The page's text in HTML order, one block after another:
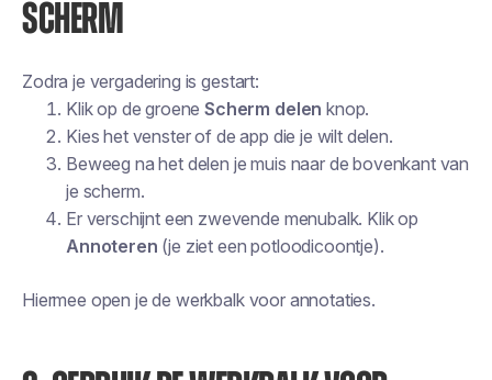
SCHERM
Zodra je vergadering is gestart:
Klik op de groeneScherm delen knop.
Kies het venster of de app die je wilt delen.
Beweeg na het delen je muis naar de bovenkant van
je scherm.
Er verschijnt een zwevende menubalk. Klik op
Annoteren (je ziet een potloodicoontje).
Hiermee open je de werkbalk voor annotaties.